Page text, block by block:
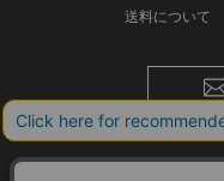
送料について